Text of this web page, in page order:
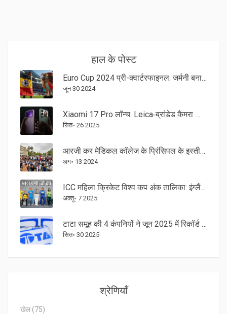
हाल के पोस्ट
Euro Cup 2024 प्री-क्वार्टरफाइनल: जर्मनी बनाम डेनमार्क लाइव मैच, स्ट्रीमिंग और टेलीकास्ट कैसे देखें
जून 30 2024
Xiaomi 17 Pro लॉन्च: Leica‑ब्रांडेड कैमरा और Snapdragon 8 Elite Gen 5 के साथ नया फ्लैगशिप
सित॰ 26 2025
आरजी कर मेडिकल कॉलेज के प्रिंसिपल के इस्तीफे के बीच, जूनियर डॉक्टर की हत्या और दुष्कर्म मामले में सीबीआई जांच की मांग
अग॰ 13 2024
ICC महिला क्रिकेट विश्व कप अंक तालिका: इंग्लैंड आगे, भारत दूसरे स्थान पर
अक्तू॰ 7 2025
टाटा समूह की 4 कंपनियों ने जून 2025 में रिकॉर्ड डेट के साथ उच्च लाभांश की घोषणा की
सित॰ 30 2025
श्रेणियाँ
खेल (75)